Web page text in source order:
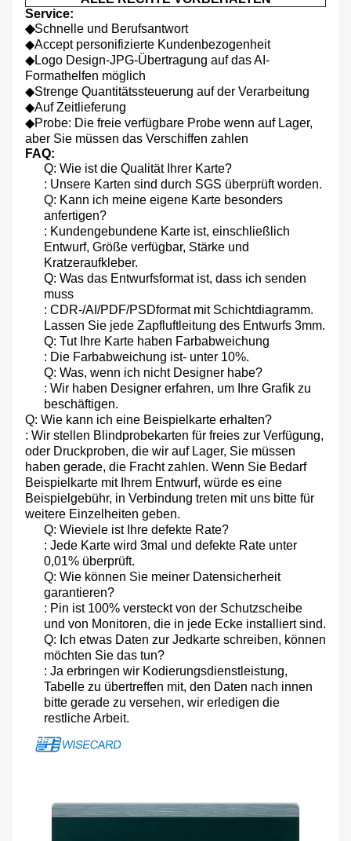
Service:
◆Schnelle und Berufsantwort
◆Accept personifizierte Kundenbezogenheit
◆Logo Design-JPG-Übertragung auf das AI-
Formathelfen möglich
◆Strenge Quantitätssteuerung auf der Verarbeitung
◆Auf Zeitlieferung
◆Probe: Die freie verfügbare Probe wenn auf Lager,
aber Sie müssen das Verschiffen zahlen
FAQ:
Q: Wie ist die Qualität Ihrer Karte?
: Unsere Karten sind durch SGS überprüft worden.
Q: Kann ich meine eigene Karte besonders
anfertigen?
: Kundengebundene Karte ist, einschließlich
Entwurf, Größe verfügbar, Stärke und
Kratzeraufkleber.
Q: Was das Entwurfsformat ist, dass ich senden
muss
: CDR-/AI/PDF/PSDformat mit Schichtdiagramm.
Lassen Sie jede Zapfluftleitung des Entwurfs 3mm.
Q: Tut Ihre Karte haben Farbabweichung
: Die Farbabweichung ist- unter 10%.
Q: Was, wenn ich nicht Designer habe?
: Wir haben Designer erfahren, um Ihre Grafik zu
beschäftigen.
Q: Wie kann ich eine Beispielkarte erhalten?
: Wir stellen Blindprobekarten für freies zur Verfügung,
oder Druckproben, die wir auf Lager, Sie müssen
haben gerade, die Fracht zahlen. Wenn Sie Bedarf
Beispielkarte mit Ihrem Entwurf, würde es eine
Beispielgebühr, in Verbindung treten mit uns bitte für
weitere Einzelheiten geben.
Q: Wieviele ist Ihre defekte Rate?
: Jede Karte wird 3mal und defekte Rate unter
0,01% überprüft.
Q: Wie können Sie meiner Datensicherheit
garantieren?
: Pin ist 100% versteckt von der Schutzscheibe
und von Monitoren, die in jede Ecke installiert sind.
Q: Ich etwas Daten zur Jedkarte schreiben, können
möchten Sie das tun?
: Ja erbringen wir Kodierungsdienstleistung,
Tabelle zu übertreffen mit, den Daten nach innen
bitte gerade zu versehen, wir erledigen die
restliche Arbeit.